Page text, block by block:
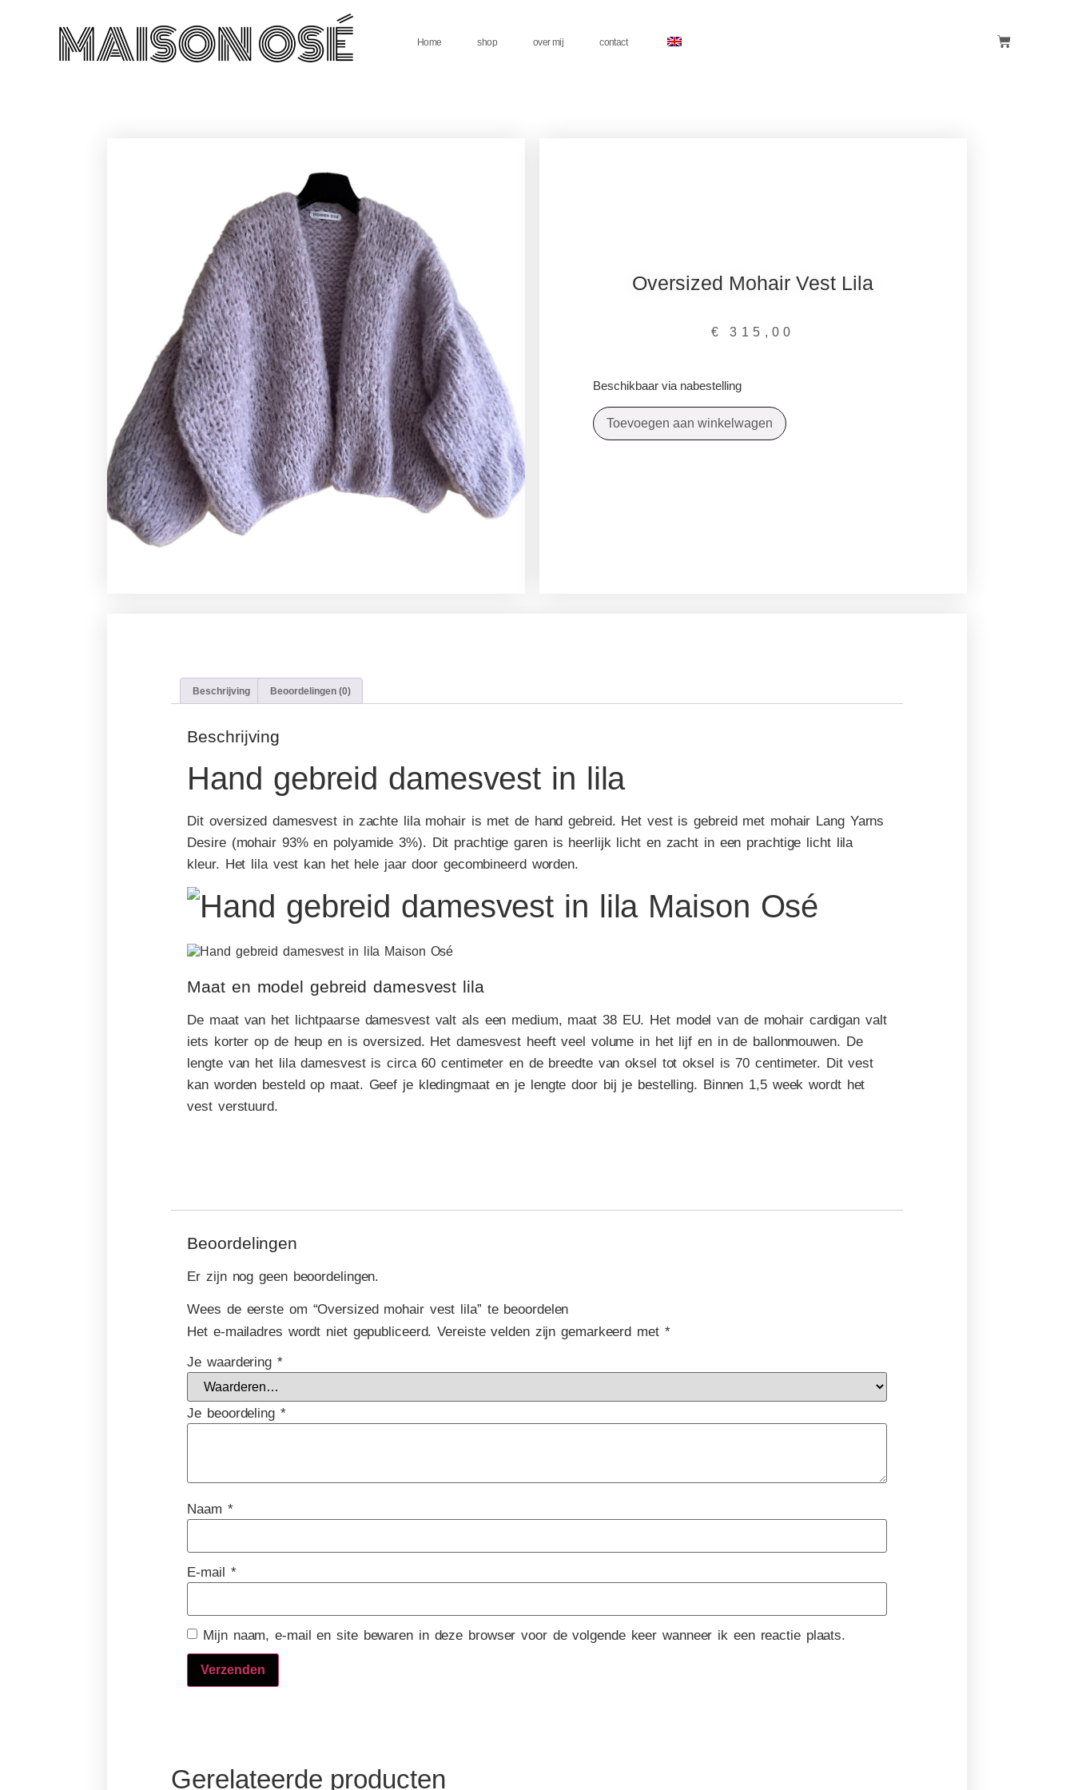
Home shop over mij contact
Oversized Mohair Vest Lila
€ 315,00
Beschikbaar via nabestelling
Toevoegen aan winkelwagen
Beschrijving Beoordelingen (0)
Beschrijving
Hand gebreid damesvest in lila
Dit oversized damesvest in zachte lila mohair is met de hand gebreid. Het vest is gebreid met mohair Lang Yarns
Desire (mohair 93% en polyamide 3%). Dit prachtige garen is heerlijk licht en zacht in een prachtige licht lila
kleur. Het lila vest kan het hele jaar door gecombineerd worden.
Maat en model gebreid damesvest lila
De maat van het lichtpaarse damesvest valt als een medium, maat 38 EU. Het model van de mohair cardigan valt
iets korter op de heup en is oversized. Het damesvest heeft veel volume in het lijf en in de ballonmouwen. De
lengte van het lila damesvest is circa 60 centimeter en de breedte van oksel tot oksel is 70 centimeter. Dit vest
kan worden besteld op maat. Geef je kledingmaat en je lengte door bij je bestelling. Binnen 1,5 week wordt het
vest verstuurd.
Beoordelingen
Er zijn nog geen beoordelingen.
Wees de eerste om “Oversized mohair vest lila” te beoordelen
Het e-mailadres wordt niet gepubliceerd. Vereiste velden zijn gemarkeerd met *
Je waardering *
Je beoordeling *
Naam *
E-mail *
Mijn naam, e-mail en site bewaren in deze browser voor de volgende keer wanneer ik een reactie plaats.
Gerelateerde producten